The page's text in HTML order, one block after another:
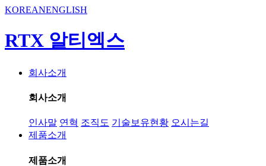
KOREANENGLISH
RTX 알티엑스
회사소개
회사소개
인사말 연혁 조직도 기술보유현황 오시는길
제품소개
제품소개